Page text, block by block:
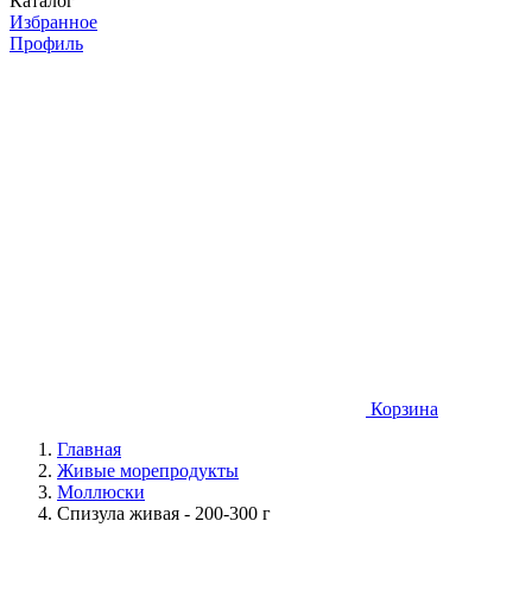
Избранное
Профиль
Корзина
Главная
Живые морепродукты
Моллюски
Спизула живая - 200-300 г